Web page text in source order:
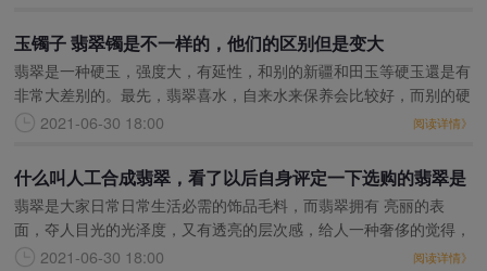
玉镯子 翡翠镯是不一样的，他们的区别但是变大
翡翠是一种硬玉，强度大，有延性，和别的新疆和田玉等硬玉還是有
非常大差别的。最先，翡翠喜水，自来水来保养会比较好，而别的硬
玉喜爱用食油来保养，以产生一层油浆层。玉镯子还能以养，关键取
2021-06-30 18:00 阅读详情》
什么叫人工合成翡翠，看了以后自身评定一下选购的翡翠是
否人工合成的
翡翠是大家日常日常生活必需的饰品毛料，而翡翠拥有 亮丽的表
面，夺人目光的光泽度，又有透亮的层次感，给人一种奢侈的觉得，
可是低挡翡翠确是不尽如人意的，而高端翡翠又价格比较贵，很多人
2021-06-30 18:00 阅读详情》